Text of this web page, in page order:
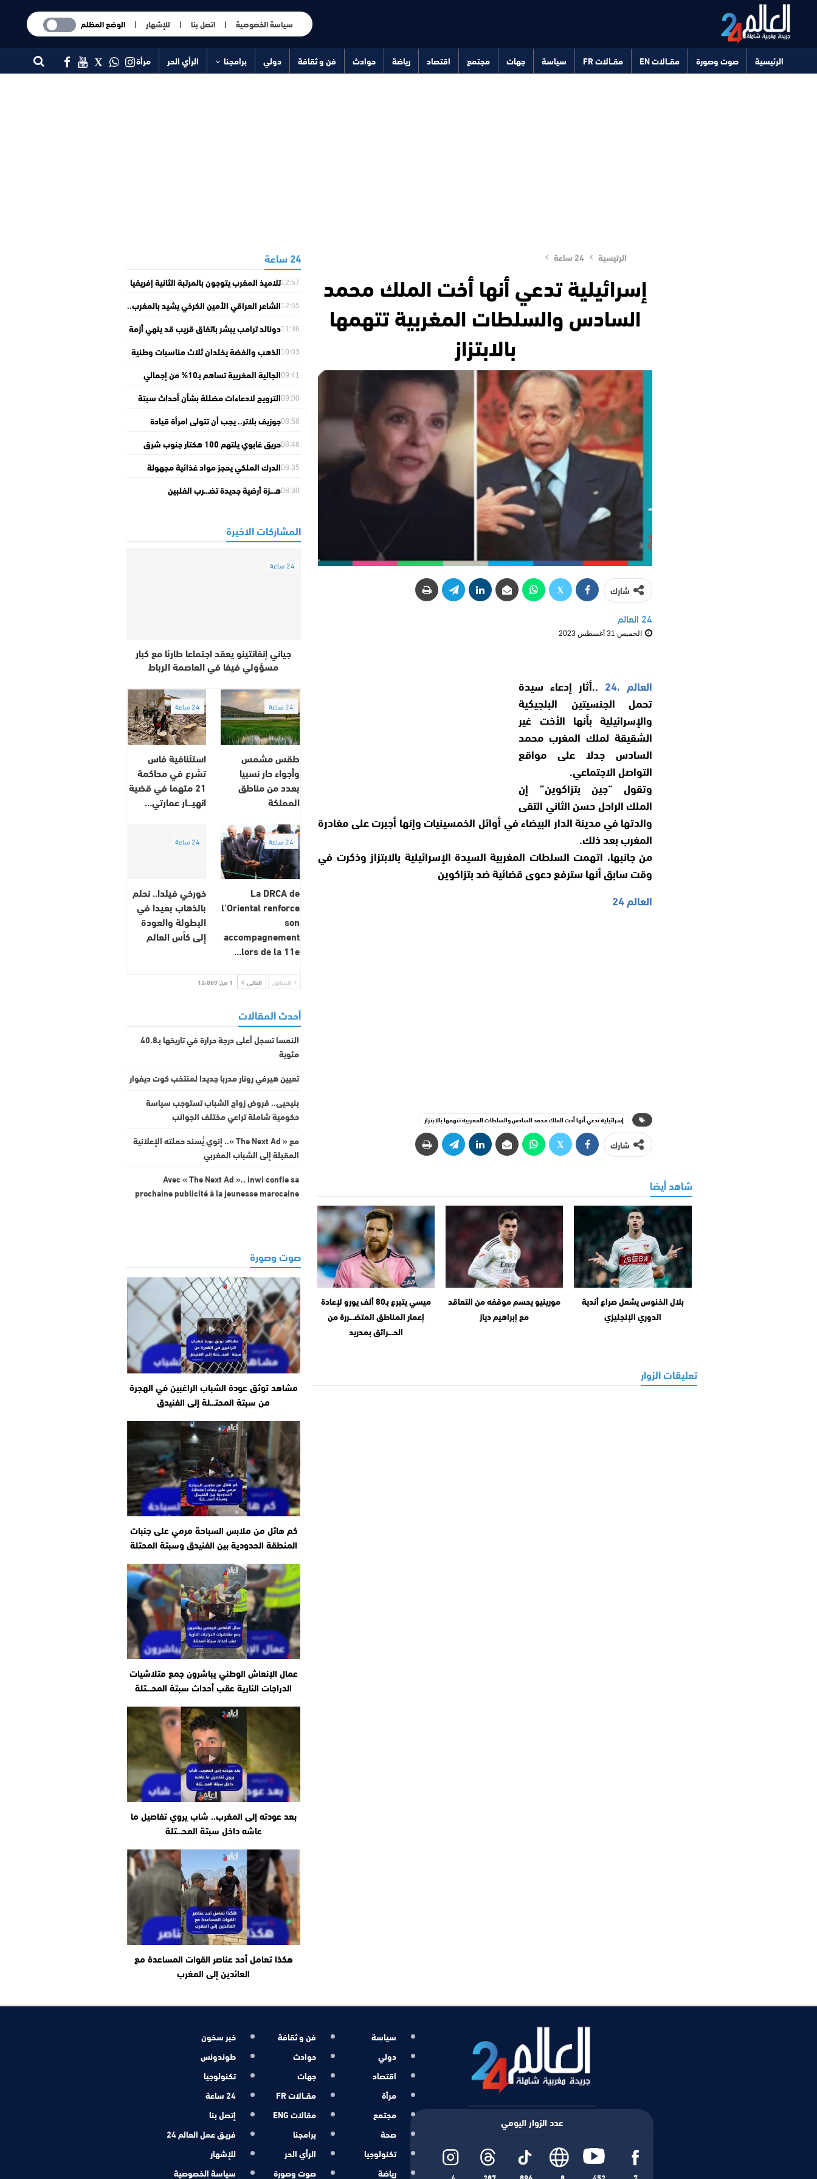
سياسة الخصوصية |اتصل بنا | للإشهار |الوضع المظلم
الرئيسية صوت وصورة مقــالات EN مقــالات FR سياسة جهات مجتمع اقتصاد رياضة حوادث فن و ثقافة دولي برامجنا الرأي الحر
مرأة
الرئيسية 24 ساعة
إسرائيلية تدعي أنها أخت الملك محمد
السادس والسلطات المغربية تتهمها
بالابتزاز
شارك
24 العالم
الخميس 31 أغسطس 2023
العالم ،24
..أثار إدعاء سيدة
تحمل الجنسيتين البلجيكية
والإسرائيلية بأنها الأخت غير
الشقيقة لملك المغرب محمد
السادس جدلا على مواقع
التواصل الاجتماعي.
وتقول “جين بتزاكوين” إن
الملك الراحل حسن الثاني التقى
والدتها في مدينة الدار البيضاء في أوائل الخمسينيات وإنها أجبرت على مغادرة
المغرب بعد ذلك.
من جانبها، اتهمت السلطات المغربية السيدة الإسرائيلية بالابتزاز وذكرت في
وقت سابق أنها سترفع دعوى قضائية ضد بتزاكوين
العالم 24
إسرائيلية تدعي أنها أخت الملك محمد السادس والسلطات المغربية تتهمها بالابتزاز
شارك
شاهد أيضا
بلال الخنوس يشعل صراع أندية
الدوري الإنجليزي
مورينيو يحسم موقفه من التعاقد
مع إبراهيم دياز
ميسي يتبرع بـ80 ألف يورو لإعادة
إعمار المناطق المتضـ.ـررة من
الحـ.ـرائق بمدريد
تعليقات الزوار
24 ساعة
12:57تلاميذ المغرب يتوجون بالمرتبة الثانية إفريقيا
12:55الشاعر العراقي الأمين الكرخي يشيد بالمغرب..
نموذج للتسامح والتعايش ومسار تنموي واعد
11:36دونالد ترامب يبشر باتفاق قريب قد ينهي أزمة
10:03الذهب والفضة يخلدان ثلاث مناسبات وطنية
09:41
الجالية المغربية تساهم بـ10% من إجمالي
09:00الترويج لادعاءات مضللة بشأن أحداث سبتة
08:58جوزيف بلاتر.. يجب أن تتولى امرأة قيادة
08:46
حريق غابوي يلتهم 100 هكتار جنوب شرق
08:35الدرك الملكي يحجز مواد غذائية مجهولة
المصدر داخل مستودعات سرية بفاس
08:30هـ.ـزة أرضية جديدة تضـ.ـرب الفلبين
المشاركات الاخيرة
24 ساعة
جياني إنفانتينو يعقد اجتماعا طارئا مع كبار
مسؤولي فيفا في العاصمة الرباط
24 ساعة
طقس مشمس
وأجواء حار نسبيا
بعدد من مناطق
المملكة
24 ساعة
استئنافية فاس
تشرع في محاكمة
21 متهما في قضية
انهيـ.ـار عمارتي…
24 ساعة
La DRCA de
l’Oriental renforce
son
accompagnement
lors de la 11e…
24 ساعة
خورخي فيلدا.. نحلم
بالذهاب بعيدا في
البطولة والعودة
إلى كأس العالم
السابق التالي 1 من 12٬889
أحدث المقالات
النمسا تسجل أعلى درجة حرارة في تاريخها بـ40.8
مئوية
تعيين هيرفي رونار مدربا جديدا لمنتخب كوت ديفوار
بنيحيى.. قروض زواج الشباب تستوجب سياسة
حكومية شاملة تراعي مختلف الجوانب
مع « The Next Ad ».. إنوي يُسند حملته الإعلانية
المقبلة إلى الشباب المغربي
Avec « The Next Ad ».. inwi confie sa
prochaine publicité à la jeunesse marocaine
صوت وصورة
مشاهد توثق عودة الشباب الراغبين في الهجرة
من سبتة المحتـ.ـلة إلى الفنيدق
كم هائل من ملابس السباحة مرمي على جنبات
المنطقة الحدودية بين الفنيدق وسبتة المحتلة
عمال الإنعاش الوطني يباشرون جمع متلاشيات
الدراجات النارية عقب أحداث سبتة المحـ.ـتلة
بعد عودته إلى المغرب.. شاب يروي تفاصيل ما
عاشه داخل سبتة المحـ.ـتلة
هكذا تعامل أحد عناصر القوات المساعدة مع
العائدين إلى المغرب
عدد الزوار اليومي
سياسة
دولي
اقتصاد
مرأة
مجتمع
صحة
تكنولوجيا
رياضة
فن و ثقافة
حوادث
جهات
مقــالات FR
مقالات ENG
برامجنا
الرأي الحر
صوت وصورة
خبر سخون
طوندونس
تكنولوجيا
24 ساعة
إتصل بنا
فريـق عمل العالم 24
للإشهار
سياسة الخصوصية